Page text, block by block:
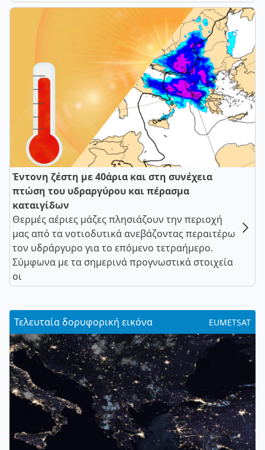
Έντονη ζέστη με 40άρια και στη συνέχεια
πτώση του υδραργύρου και πέρασμα
καταιγίδων
Θερμές αέριες μάζες πλησιάζουν την περιοχή
μας από τα νοτιοδυτικά ανεβάζοντας περαιτέρω
τον υδράργυρο για το επόμενο τετραήμερο.
Σύμφωνα με τα σημερινά προγνωστικά στοιχεία
οι
Τελευταία δορυφορική εικόνα EUMETSAT